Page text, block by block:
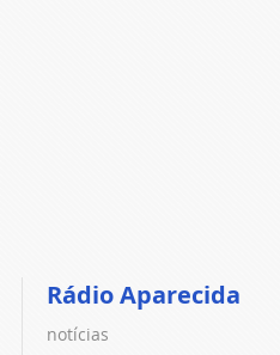
Rádio Aparecida
notícias